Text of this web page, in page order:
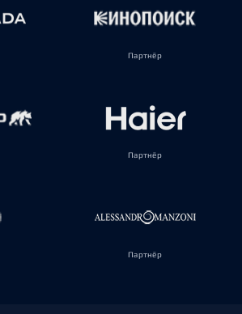
Партнёр
Партнёр
Партнёр